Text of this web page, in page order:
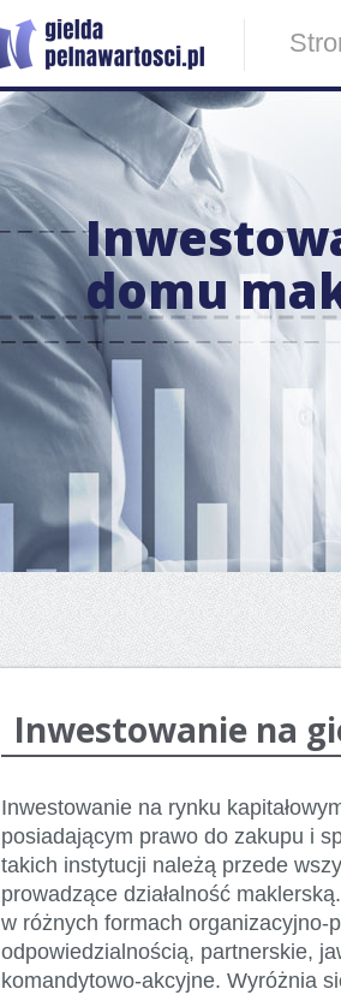
domu
Inwestowanie na
Inwestowanie na rynku
posiadającym prawo do zakupu i
takich instytucji należą przede
prowadzące działalność
w różnych formach organizacyjno-
odpowiedzialnością, partnerskie,
komandytowo-akcyjne. Wyróżnia